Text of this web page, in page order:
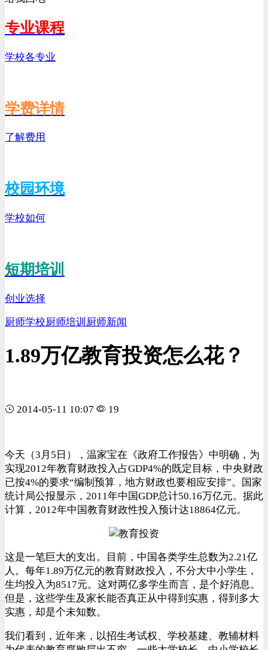
专业课程
学校各专业
学费详情
了解费用
校园环境
学校如何
短期培训
创业选择
厨师学校厨师培训 厨师新闻
1.89万亿教育投资怎么花？
2014-05-11 10:07 19
今天（3月5日），温家宝在《政府工作报告》中明确，为
实现2012年教育财政投入占GDP4%的既定目标，中央财政
已按4%的要求“编制预算，地方财政也要相应安排”。国家
统计局公报显示，2011年中国GDP总计50.16万亿元。据此
计算，2012年中国教育财政性投入预计达18864亿元。
这是一笔巨大的支出。目前，中国各类学生总数为2.21亿
人。每年1.89万亿元的教育财政投入，不分大中小学生，
生均投入为8517元。这对两亿多学生而言，是个好消息。
但是，这些学生及家长能否真正从中得到实惠，得到多大
实惠，却是个未知数。
我们看到，近年来，以招生考试权、学校基建、教辅材料